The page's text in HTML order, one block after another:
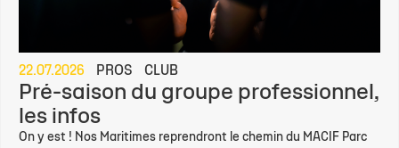
22.07.2026 PROS CLUB
Pré-saison du groupe professionnel,
les infos
On y est ! Nos Maritimes reprendront le chemin du MACIF Parc